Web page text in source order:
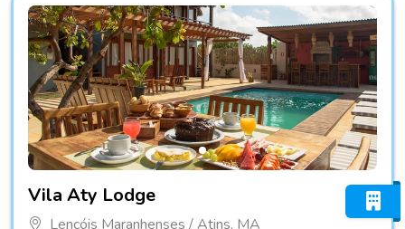
Vila Aty Lodge
Lençóis Maranhenses / Atins, MA